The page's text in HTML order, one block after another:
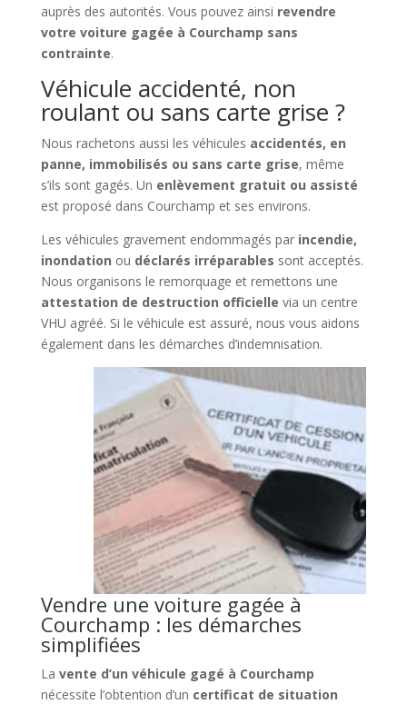
auprès des autorités. Vous pouvez ainsi revendre
votre voiture gagée à Courchamp sans
contrainte.
Véhicule accidenté, non
roulant ou sans carte grise ?
Nous rachetons aussi les véhicules accidentés, en
panne, immobilisés ou sans carte grise, même
s’ils sont gagés. Un enlèvement gratuit ou assisté
est proposé dans Courchamp et ses environs.
Les véhicules gravement endommagés par incendie,
inondation ou déclarés irréparables sont acceptés.
Nous organisons le remorquage et remettons une
attestation de destruction officielle via un centre
VHU agréé. Si le véhicule est assuré, nous vous aidons
également dans les démarches d’indemnisation.
Vendre une voiture gagée à
Courchamp : les démarches
simplifiées
La vente d’un véhicule gagé à Courchamp
nécessite l’obtention d’un certificat de situation